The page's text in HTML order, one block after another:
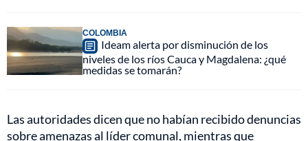
COLOMBIA
Ideam alerta por disminución de los
niveles de los ríos Cauca y Magdalena: ¿qué
medidas se tomarán?
Las autoridades dicen que no habían recibido denuncias
sobre amenazas al líder comunal, mientras que